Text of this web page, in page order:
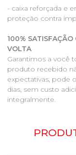
- caixa reforçada e
proteção contra
100% SATISFAÇÃO
VOLTA
Garantimos a você
produto recebido
expectativas, pode
dias, sem custo
integralmente.